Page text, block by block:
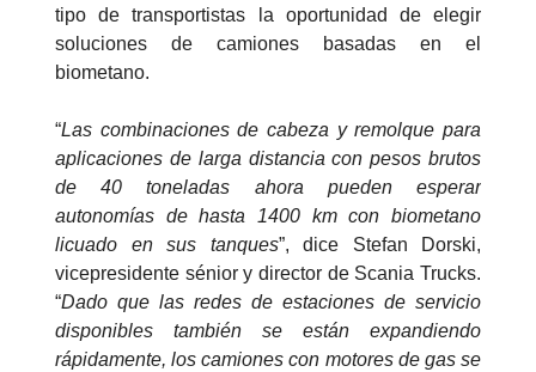
tipo de transportistas la oportunidad de elegir
soluciones de camiones basadas en el
biometano.
“Las combinaciones de cabeza y remolque para
aplicaciones de larga distancia con pesos brutos
de 40 toneladas ahora pueden esperar
autonomías de hasta 1400 km con biometano
licuado en sus tanques”, dice Stefan Dorski,
vicepresidente sénior y director de Scania Trucks.
“Dado que las redes de estaciones de servicio
disponibles también se están expandiendo
rápidamente, los camiones con motores de gas se